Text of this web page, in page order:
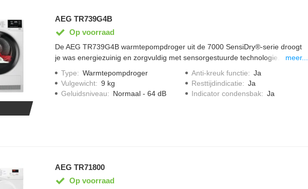
AEG TR739G4B
Op voorraad
De AEG TR739G4B warmtepompdroger uit de 7000 SensiDry®-serie droogt
je was energiezuinig en zorgvuldig met sensorgestuurde technologie. Met 9
onnodig energieverbruik
meer...
Type: Warmtepompdroger
Vulgewicht: 9 kg
Geluidsniveau: Normaal - 64 dB
Anti-kreuk functie: Ja
Resttijdindicatie: Ja
Indicator condensbak: Ja
AEG TR71800
Op voorraad